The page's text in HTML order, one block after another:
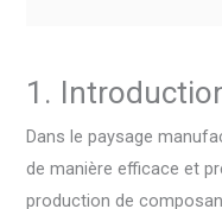
1.
Dans le paysage
de manière efficace et
production de